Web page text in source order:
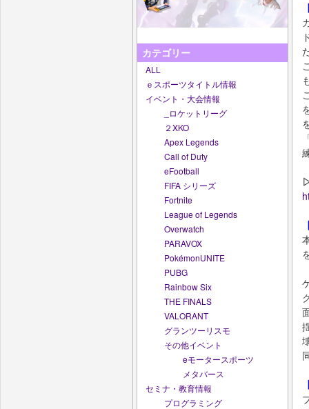
カテゴリー
ALL
ｅスポーツタイトル情報
イベント・大会情報
_ロケットリーグ
２XKO
Apex Legends
Call of Duty
eFootball
FIFA シリーズ
Fortnite
League of Legends
Overwatch
PARAVOX
PokémonUNITE
PUBG
Rainbow Six
THE FINALS
VALORANT
グランツーリスモ
その他イベント
eモータースポーツ
メタバース
セミナ・教育情報
プログラミング